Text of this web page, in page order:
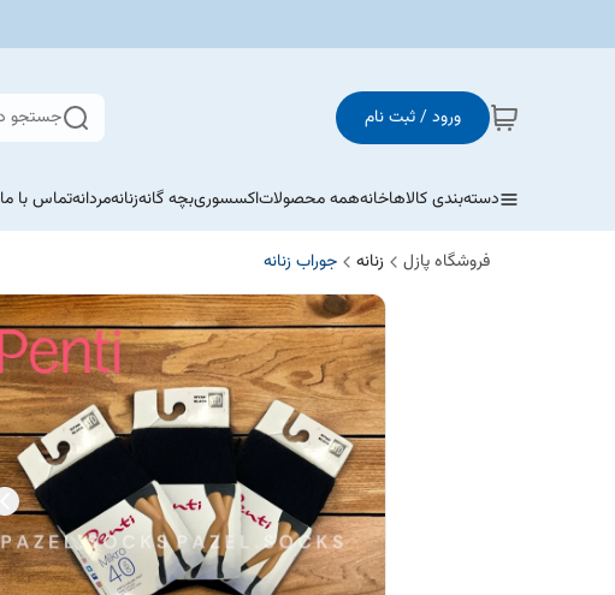
ورود / ثبت نام جستجو
دسته‌بندی کالاهاخانههمه محصولاتاکسسوریبچه گانهزنانهمردانهتماس با ما
فروشگاه پازل زنانه جوراب زنانه